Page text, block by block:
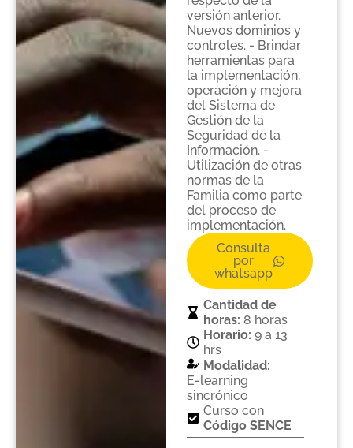
versión anterior.
Nuevos dominios y
controles. - Brindar
herramientas para
la implementación,
operación y mejora
del Sistema de
Gestión de la
Seguridad de la
Información. -
Utilización de otras
normas de la
Familia como parte
del proceso de
implementación.
Consulta
por
whatsapp
Cantidad de
horas: 8 horas
Horario: 9 a 13
hrs
Modalidad:
E-learning
sincrónico
Curso con
Código SENCE